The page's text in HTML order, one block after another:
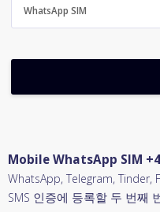
WhatsApp SIM
Mobile WhatsApp SIM
WhatsApp, Telegram,
SMS 인증에 등록할 두 번째